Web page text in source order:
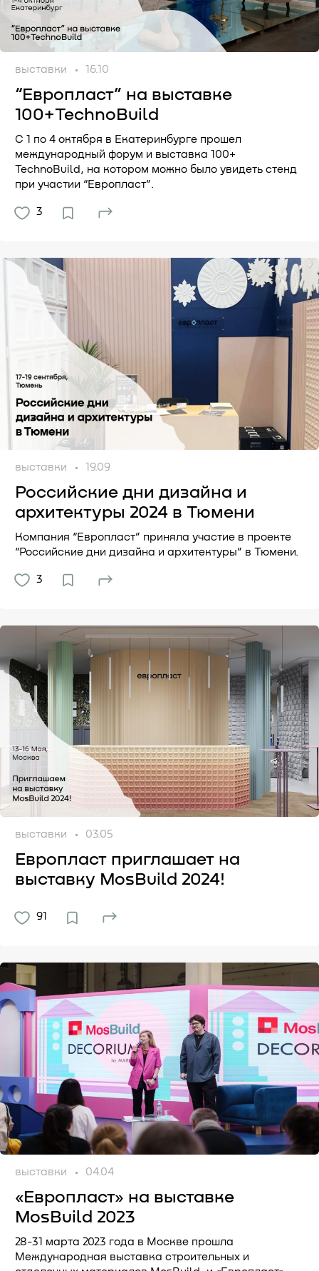
выставки 16.10
“Европласт” на выставке
100+TechnoBuild
С 1 по 4 октября в Екатеринбурге прошел
международный форум и выставка 100+
TechnoBuild, на котором можно было увидеть стенд
при участии “Европласт”.
3
выставки 19.09
Российские дни дизайна и
архитектуры 2024 в Тюмени
Компания “Европласт” приняла участие в проекте
“Российские дни дизайна и архитектуры” в Тюмени.
3
выставки 03.05
Европласт приглашает на
выставку MosBuild 2024!
91
выставки 04.04
«Европласт» на выставке
MosBuild 2023
28-31 марта 2023 года в Москве прошла
Международная выставка строительных и